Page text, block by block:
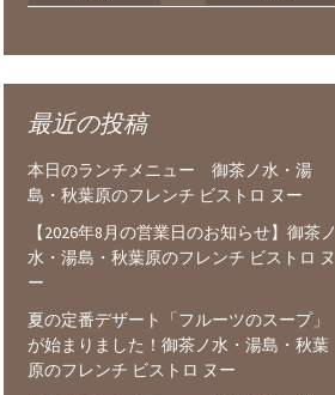
最近の投稿
本日のランチメニュー 御茶ノ水・湯
島・秋葉原のフレンチ ビストロ ヌー
【2026年8月の営業日のお知らせ】御茶ノ
水・湯島・秋葉原のフレンチ ビストロ ヌ
ー
夏の定番デザート「フルーツのスープ」
が始まりました！御茶ノ水・湯島・秋葉
原のフレンチ ビストロ ヌー